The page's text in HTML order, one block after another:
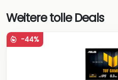
Weitere tolle Deals
-44%